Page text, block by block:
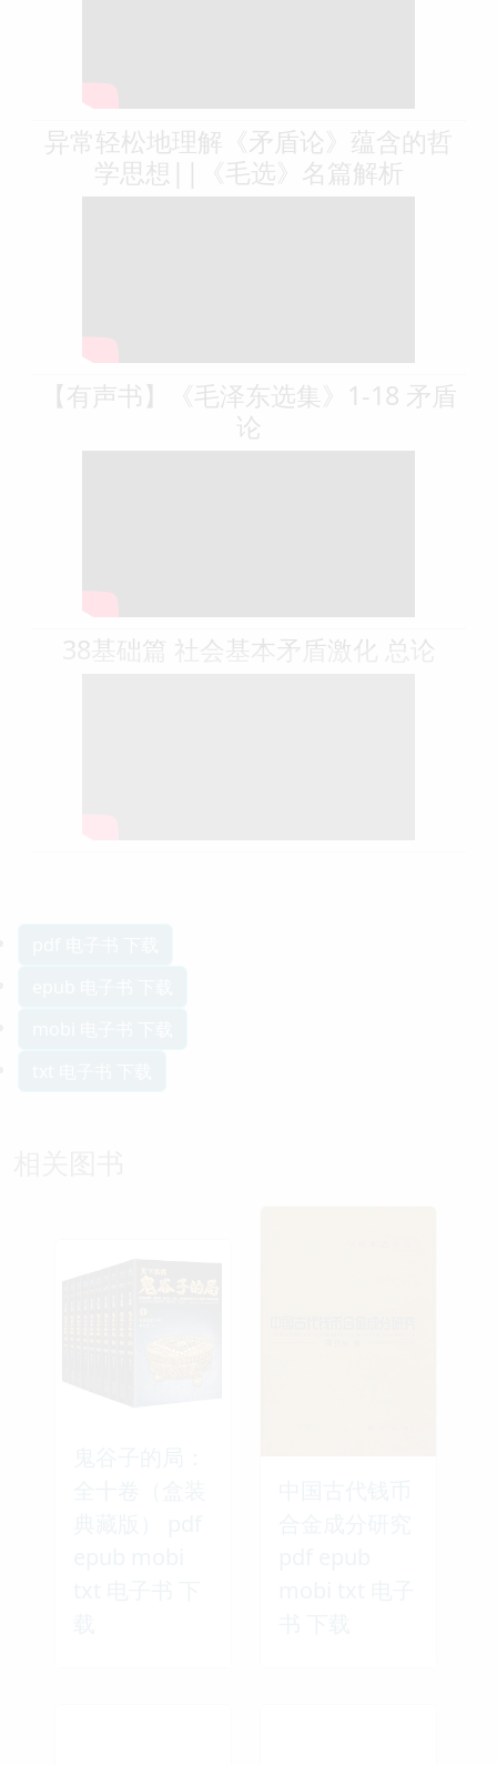
异常轻松地理解《矛盾论》蕴含的哲
学思想||《毛选》名篇解析
【有声书】《毛泽东选集》1-18 矛盾
论
38基础篇 社会基本矛盾激化 总论